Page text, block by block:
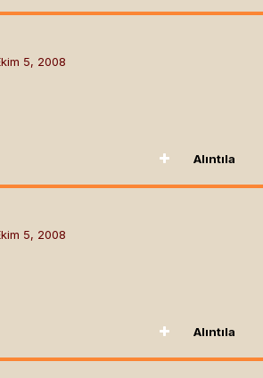
5, 2008
Alıntıla
5, 2008
Alıntıla